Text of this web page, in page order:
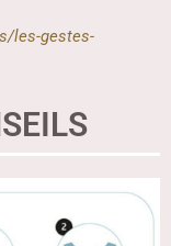
les-gestes-